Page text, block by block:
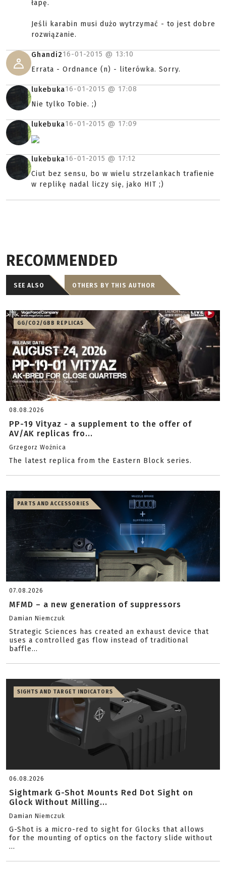
łapę.
Jeśli karabin musi dużo wytrzymać - to jest dobre
rozwiązanie.
Ghandi216-01-2015 @ 13:10
Errata - Ordnance (n) - literówka. Sorry.
lukebuka16-01-2015 @ 17:08
Nie tylko Tobie. ;)
lukebuka16-01-2015 @ 17:09
lukebuka16-01-2015 @ 17:12
Ciut bez sensu, bo w wielu strzelankach trafienie
w replikę nadal liczy się, jako HIT ;)
RECOMMENDED
SEE ALSO OTHERS BY THIS AUTHOR
GG/CO2/GBB REPLICAS
08.08.2026
PP-19 Vityaz - a supplement to the offer of
AV/AK replicas fro...
Grzegorz Woźnica
The latest replica from the Eastern Block series.
PARTS AND ACCESSORIES
07.08.2026
MFMD – a new generation of suppressors
Damian Niemczuk
Strategic Sciences has created an exhaust device that
uses a controlled gas flow instead of traditional
baffle...
SIGHTS AND TARGET INDICATORS
06.08.2026
Sightmark G-Shot Mounts Red Dot Sight on
Glock Without Milling...
Damian Niemczuk
G-Shot is a micro-red to sight for Glocks that allows
for the mounting of optics on the factory slide without
...